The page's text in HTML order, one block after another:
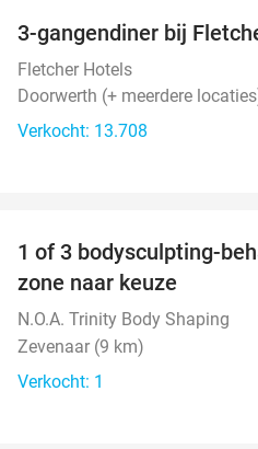
3-gangendiner bij
Fletcher Hotels
Doorwerth (+ meerdere
Verkocht: 13.708
TODAY
1 of 3 bodysculpting-
zone naar keuze
N.O.A. Trinity Body Shaping
Zevenaar (9 km)
Verkocht: 1